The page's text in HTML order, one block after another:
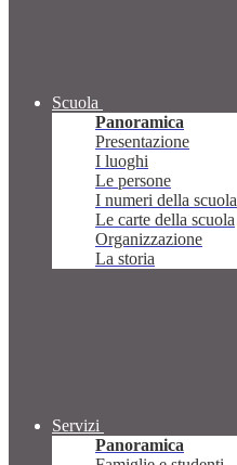
Scuola
Panoramica
Presentazione
I luoghi
Le persone
I numeri della scuola
Le carte della scuola
Organizzazione
La storia
Servizi
Panoramica